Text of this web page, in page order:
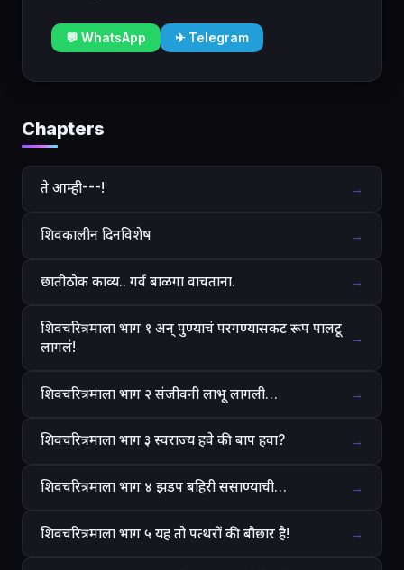
💬 WhatsApp ✈ Telegram
Chapters
ते आम्ही---! →
शिवकालीन दिनविशेष →
छातीठोक काव्य.. गर्व बाळगा वाचताना. →
शिवचरित्रमाला भाग १ अन् पुण्याचं परगण्यासकट रूप पालटू
लागलं!
→
शिवचरित्रमाला भाग २ संजीवनी लाभू लागली… →
शिवचरित्रमाला भाग ३ स्वराज्य हवे की बाप हवा? →
शिवचरित्रमाला भाग ४ झडप बहिरी ससाण्याची… →
शिवचरित्रमाला भाग ५ यह तो पत्थरों की बौछार है! →